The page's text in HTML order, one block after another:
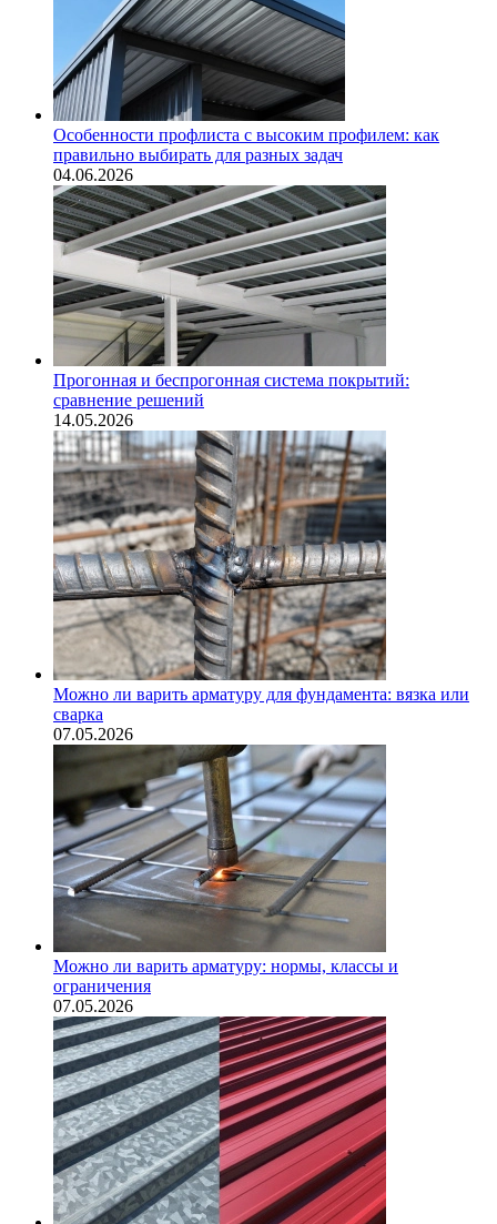
Особенности профлиста с высоким профилем: как
правильно выбирать для разных задач
04.06.2026
Прогонная и беспрогонная система покрытий:
сравнение решений
14.05.2026
Можно ли варить арматуру для фундамента: вязка или
сварка
07.05.2026
Можно ли варить арматуру: нормы, классы и
ограничения
07.05.2026